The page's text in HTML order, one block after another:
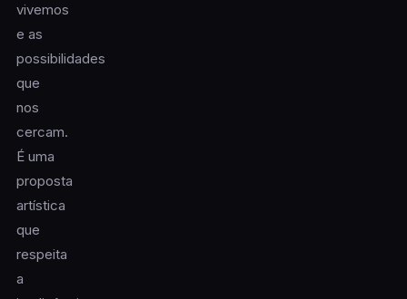
vivemos
e as
possibilidades
que
nos
cercam.
É uma
proposta
artística
que
respeita
a